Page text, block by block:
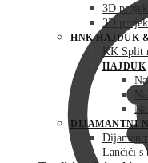
3D
3D
HNK HAJDUK
KK Split
HAJDUK
DIJAMANTNI
Lančići s